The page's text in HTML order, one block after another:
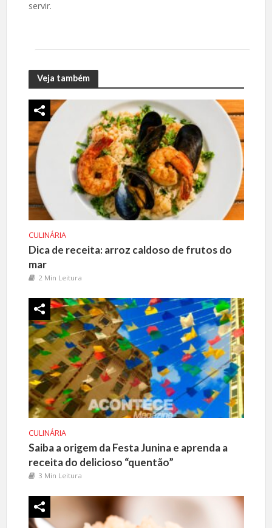
servir.
Veja também
CULINÁRIA
Dica de receita: arroz caldoso de frutos do
mar
2 Min Leitura
CULINÁRIA
Saiba a origem da Festa Junina e aprenda a
receita do delicioso “quentão”
3 Min Leitura